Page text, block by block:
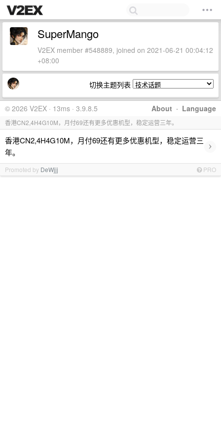
SuperMango
V2EX member #548889, joined on 2021-06-21 00:04:12
+08:00
切换主题列表
About · Language
© 2026 V2EX · 13ms · 3.9.8.5
香港CN2,4H4G10M，月付69还有更多优惠机型，稳定运营三年。
香港CN2,4H4G10M，月付69还有更多优惠机型，稳定运营三
年。
›
Promoted by DeWjjj PRO